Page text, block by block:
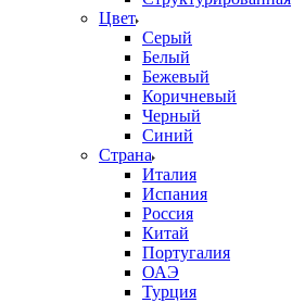
Цвет
Серый
Белый
Бежевый
Коричневый
Черный
Синий
Страна
Италия
Испания
Россия
Китай
Португалия
ОАЭ
Турция